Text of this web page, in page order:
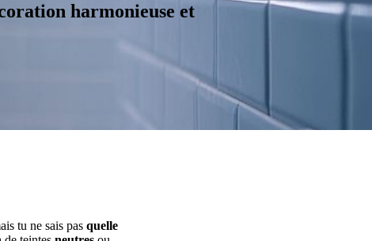
harmonieuse et
tu ne sais pas quelle